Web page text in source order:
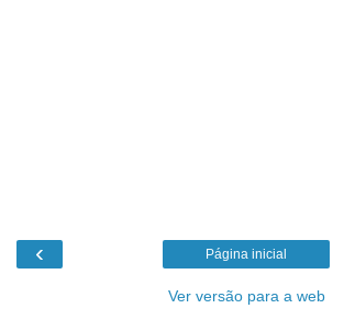
‹ Página inicial
Ver versão para a web